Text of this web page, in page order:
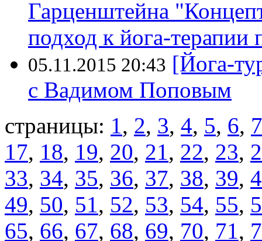
Гарценштейна
подход к йога-терапии
05.11.2015 20:43 [Йога-
с Вадимом Поповым
страницы: 1, 2, 3, 4, 5, 6, 7
17, 18, 19, 20, 21, 22, 23,
33, 34, 35, 36, 37, 38, 39,
49, 50, 51, 52, 53, 54, 55,
65, 66, 67, 68, 69, 70, 71,